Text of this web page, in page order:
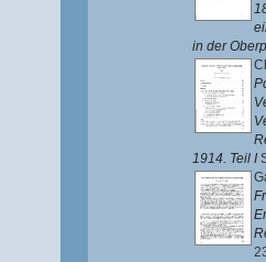
in der
1914. Teil I